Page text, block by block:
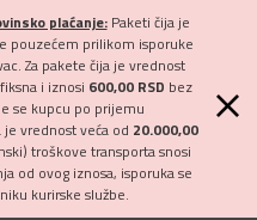
plaćanje:Paketi čija je
pouzećem prilikom isporuke
Za pakete čija je vrednost
i iznosi 600,00 RSD bez
se kupcu po prijemu
vrednost veća od 20.000,00
troškove transporta snosi
od ovog iznosa, isporuka se
kurirske službe.